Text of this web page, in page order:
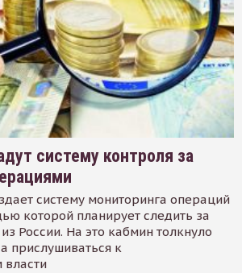
систему контроля за
систему мониторинга операций
которой планирует следить за
России. На это кабмин толкнуло
прислушиваться к